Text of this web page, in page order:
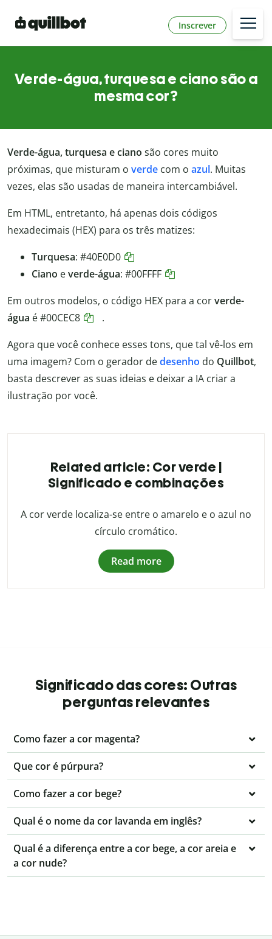
Inscrever
Verde-água, turquesa e ciano são a
mesma cor?
Verde-água, turquesa e ciano são cores muito
próximas, que misturam o verde com o azul. Muitas
vezes, elas são usadas de maneira intercambiável.
Em HTML, entretanto, há apenas dois códigos
hexadecimais (HEX) para os três matizes:
Turquesa: #40E0D0
Ciano everde-água: #00FFFF
Em outros modelos, o código HEX para a corverde-
água é#00CEC8
.
Agora que você conhece esses tons, que tal vê-los em
uma imagem? Com o gerador dedesenho do Quillbot,
basta descrever as suas ideias e deixar a IA criar a
ilustração por você.
Related article: Cor verde |
Significado e combinações
A cor verde localiza-se entre o amarelo e o azul no
círculo cromático.
Read more
Significado das cores: Outras
perguntas relevantes
Como fazer a cor magenta?
Que cor é púrpura?
Como fazer a cor bege?
Qual é o nome da cor lavanda em inglês?
Qual é a diferença entre a cor bege, a cor areia e
a cor nude?